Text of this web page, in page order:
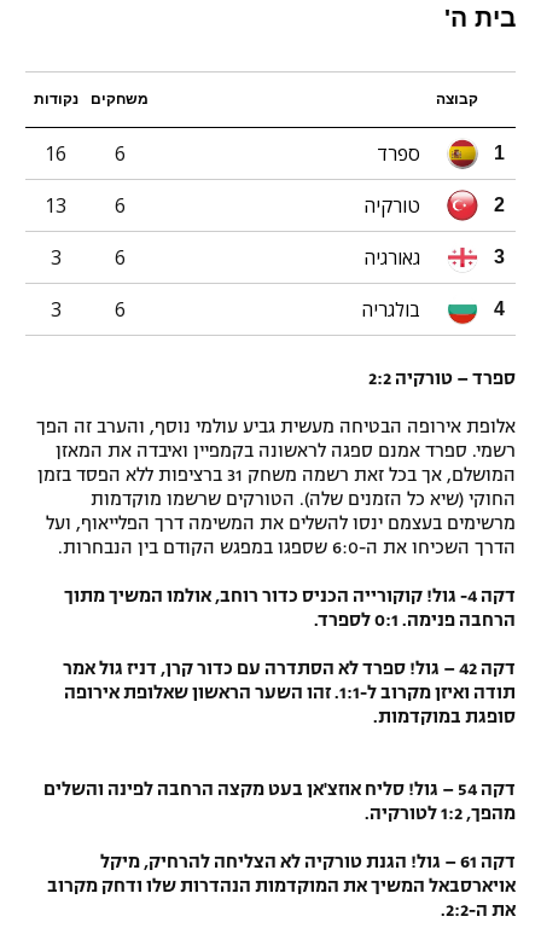
בית ה'
קבוצה משחקים נקודות
1 ספרד 6
16
2 טורקיה 6
13
3 גאורגיה 6
3
4 בולגריה 6
3
ספרד – טורקיה 2:2
אלופת אירופה הבטיחה מעשית גביע עולמי נוסף, והערב זה הפך
רשמי. ספרד אמנם ספגה לראשונה בקמפיין ואיבדה את המאזן
המושלם, אך בכל זאת רשמה משחק 31 ברציפות ללא הפסד בזמן
החוקי (שיא כל הזמנים שלה). הטורקים שרשמו מוקדמות
מרשימים בעצמם ינסו להשלים את המשימה דרך הפלייאוף, ועל
הדרך השכיחו את ה-6:0 שספגו במפגש הקודם בין הנבחרות.
דקה 4- גול! קוקורייה הכניס כדור רוחב, אולמו המשיך מתוך
הרחבה פנימה. 0:1 לספרד.
דקה 42 – גול! ספרד לא הסתדרה עם כדור קרן, דניז גול אמר
תודה ואיזן מקרוב ל-1:1. זהו השער הראשון שאלופת אירופה
סופגת במוקדמות.
דקה 54 – גול! סליח אוזצ'אן בעט מקצה הרחבה לפינה והשלים
מהפך, 1:2 לטורקיה.
דקה 61 – גול! הגנת טורקיה לא הצליחה להרחיק, מיקל
אויארסבאל המשיך את המוקדמות הנהדרות שלו ודחק מקרוב
את ה-2:2.